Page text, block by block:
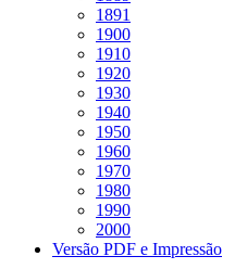
1891
1900
1910
1920
1930
1940
1950
1960
1970
1980
1990
2000
Versão PDF e Impressão